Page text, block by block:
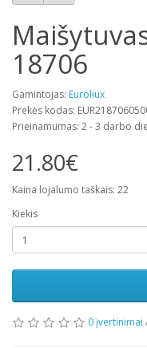
18706
Gamintojas: Euroliux
Prekės kodas:
Prieinamumas: 2 - 3 darbo
21.80€
Kaina lojalumo taškais: 22
Kiekis
0 įvertinimai